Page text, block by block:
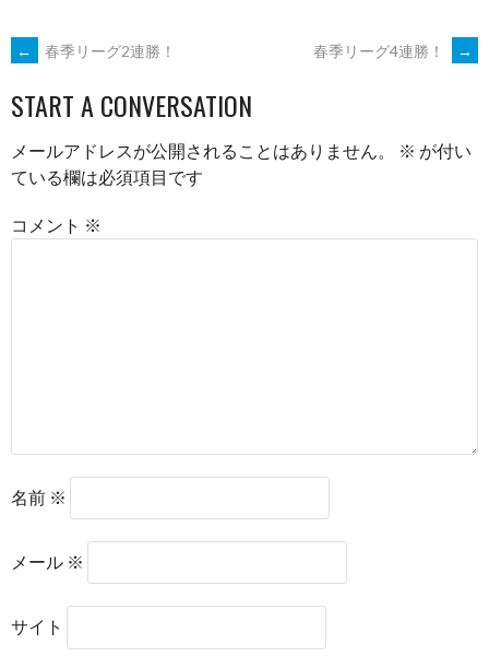
POST
NAVIGATION
← 春季リーグ2連勝！ 春季リーグ4連勝！ →
START A CONVERSATION
メールアドレスが公開されることはありません。 ※ が付い
ている欄は必須項目です
コメント ※
名前 ※
メール ※
サイト